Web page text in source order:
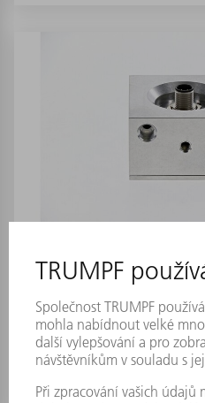
Výkonová měřicí
Číslo materiálu:0379779